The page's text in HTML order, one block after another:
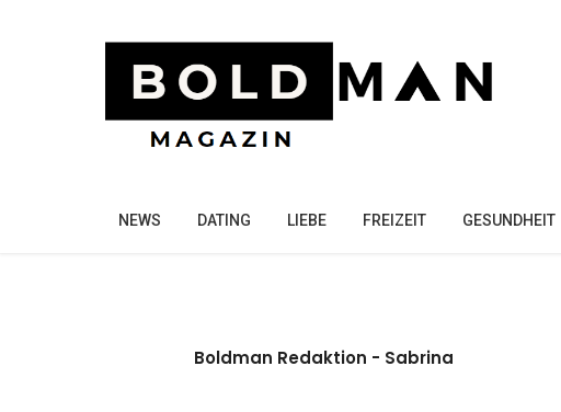
NEWS DATING LIEBE FREIZEIT GESUNDHEIT
Boldman Redaktion - Sabrina